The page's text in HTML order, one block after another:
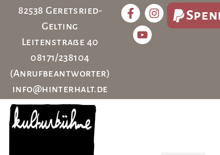
82538 Geretsried-
Gelting
Leitenstraße 40
08171/238104
(Anrufbeantworter)
info@hinterhalt.de